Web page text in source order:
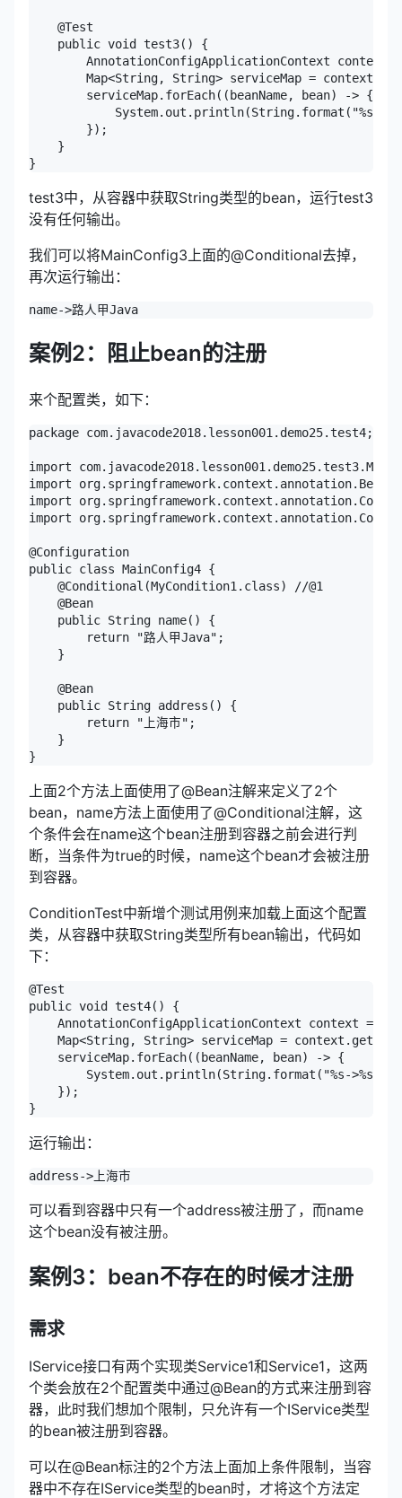
@Test
public void test3() {
AnnotationConfigApplicationContext context =
Map<String, String> serviceMap =
serviceMap.forEach((beanName, bean) -> {
System.out.println(String.format("%s->%s",
});
}
test3中，从容器中获取String类型的bean，运行test3
没有任何输出。
我们可以将MainConfig3上面的@Conditional去掉，
再次运行输出：
案例2：阻止bean的注册
来个配置类，如下：
package com.javacode2018.lesson001.demo25.test4;
import
import org.springframework.context.annotation.Bean;
import
import
@Configuration
public class MainConfig4 {
@Conditional(MyCondition1.class) //@1
@Bean
public String name() {
return "路人甲Java";
}
@Bean
public String address() {
return "上海市";
}
上面2个方法上面使用了@Bean注解来定义了2个
bean，name方法上面使用了@Conditional注解，这
个条件会在name这个bean注册到容器之前会进行判
断，当条件为true的时候，name这个bean才会被注册
到容器。
ConditionTest中新增个测试用例来加载上面这个配置
类，从容器中获取String类型所有bean输出，代码如
下：
@Test
public void test4() {
AnnotationConfigApplicationContext context =
Map<String, String> serviceMap =
serviceMap.forEach((beanName, bean) -> {
System.out.println(String.format("%s->%s",
});
运行输出：
可以看到容器中只有一个address被注册了，而name
这个bean没有被注册。
案例3：bean不存在的时候才注册
需求
IService接口有两个实现类Service1和Service1，这两
个类会放在2个配置类中通过@Bean的方式来注册到容
器，此时我们想加个限制，只允许有一个IService类型
的bean被注册到容器。
可以在@Bean标注的2个方法上面加上条件限制，当容
器中不存在IService类型的bean时，才将这个方法定